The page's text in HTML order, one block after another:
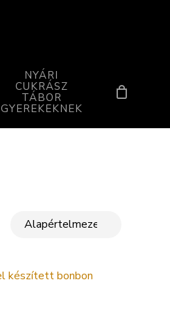
NYÁRI
CUKRÁSZ
TÁBOR
GYEREKEKNEK